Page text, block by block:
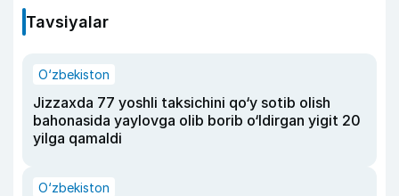
Tavsiyalar
O‘zbekiston
Jizzaxda 77 yoshli taksichini qo‘y sotib olish
bahonasida yaylovga olib borib o‘ldirgan yigit 20
yilga qamaldi
O‘zbekiston